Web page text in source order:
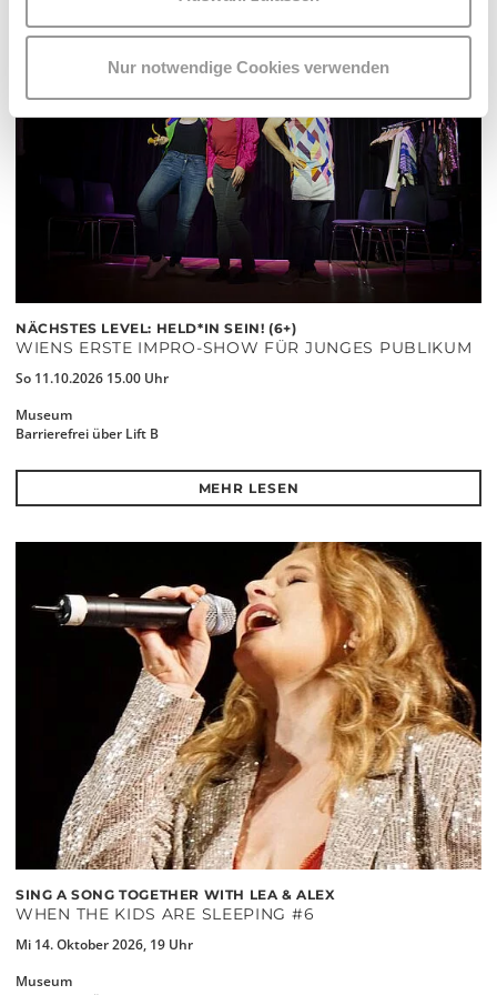
Nur notwendige Cookies verwenden
NÄCHSTES LEVEL: HELD*IN SEIN! (6+)
WIENS ERSTE IMPRO-SHOW FÜR JUNGES PUBLIKUM
So 11.10.2026 15.00 Uhr
Museum
Barrierefrei über Lift B
MEHR LESEN
SING A SONG TOGETHER WITH LEA & ALEX
WHEN THE KIDS ARE SLEEPING #6
Mi 14. Oktober 2026, 19 Uhr
Museum